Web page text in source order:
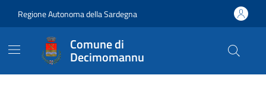
Regione Autonoma della Sardegna
Comune di
Decimomannu